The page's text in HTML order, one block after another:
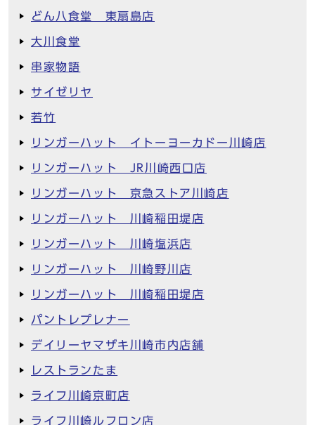
どん八食堂 東扇島店
大川食堂
串家物語
サイゼリヤ
若竹
リンガーハット イトーヨーカドー川崎店
リンガーハット JR川崎西口店
リンガーハット 京急ストア川崎店
リンガーハット 川崎稲田堤店
リンガーハット 川崎塩浜店
リンガーハット 川崎野川店
リンガーハット 川崎稲田堤店
パントレプレナー
デイリーヤマザキ川崎市内店舗
レストランたま
ライフ川崎京町店
ライフ川崎ルフロン店